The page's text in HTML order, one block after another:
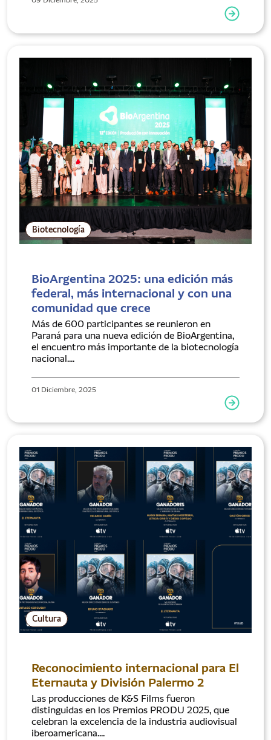
Biotecnología
BioArgentina 2025: una edición más
federal, más internacional y con una
comunidad que crece
Más de 600 participantes se reunieron en
Paraná para una nueva edición de BioArgentina,
el encuentro más importante de la biotecnología
nacional....
01 Diciembre, 2025
Cultura
Reconocimiento internacional para El
Eternauta y División Palermo 2
Las producciones de K&S Films fueron
distinguidas en los Premios PRODU 2025, que
celebran la excelencia de la industria audiovisual
iberoamericana....